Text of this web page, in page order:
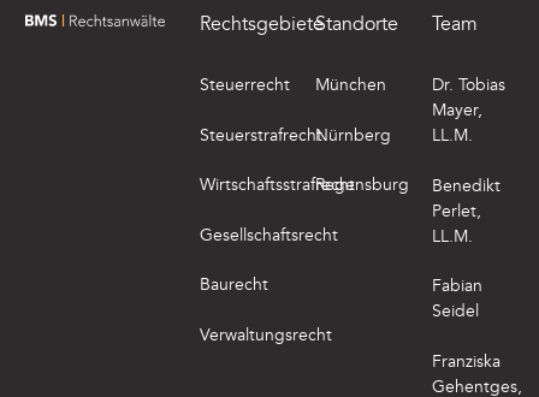
zur Startseite von BMS Rechtsanwälte
Rechtsgebiete
Steuerrecht
Steuerstrafrecht
Wirtschaftsstrafrecht
Gesellschaftsrecht
Baurecht
Verwaltungsrecht
Standorte
München
Nürnberg
Regensburg
Team
Dr. Tobias
Mayer,
LL.M.
Benedikt
Perlet,
LL.M.
Fabian
Seidel
Franziska
Gehentges,